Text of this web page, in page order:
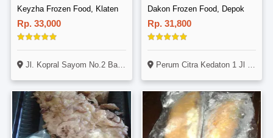
Keyzha Frozen Food, Klaten
Rp. 33,000
Jl. Kopral Sayom No.2 Bareng Lor, Klaten Utara, Klaten 57438
Dakon Frozen Food, Depok
Rp. 31,800
Perum Citra Kedaton 1 Jl Sukun No. 11, Depok, Yogyakarta